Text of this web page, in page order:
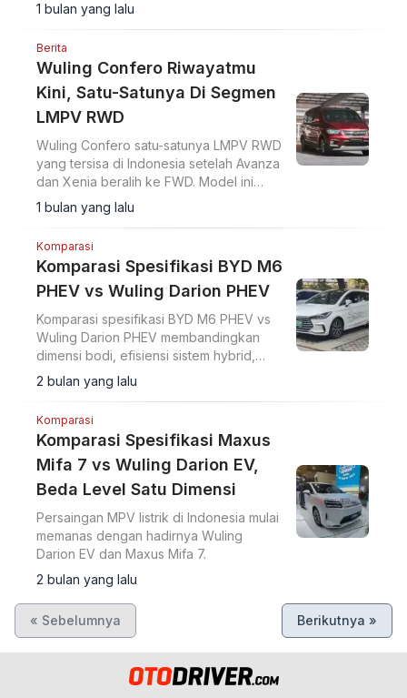
1 bulan yang lalu
Berita
Wuling Confero Riwayatmu
Kini, Satu-Satunya Di Segmen
LMPV RWD
Wuling Confero satu-satunya LMPV RWD
yang tersisa di Indonesia setelah Avanza
dan Xenia beralih ke FWD. Model ini
masih diminati konsumen di daerah
pegunungan.
1 bulan yang lalu
Komparasi
Komparasi Spesifikasi BYD M6
PHEV vs Wuling Darion PHEV
Komparasi spesifikasi BYD M6 PHEV vs
Wuling Darion PHEV membandingkan
dimensi bodi, efisiensi sistem hybrid,
serta jarak tempuh EV murni kedua MPV
PHEV asal Tiongkok.
2 bulan yang lalu
Komparasi
Komparasi Spesifikasi Maxus
Mifa 7 vs Wuling Darion EV,
Beda Level Satu Dimensi
Persaingan MPV listrik di Indonesia mulai
memanas dengan hadirnya Wuling
Darion EV dan Maxus Mifa 7.
2 bulan yang lalu
« Sebelumnya Berikutnya »